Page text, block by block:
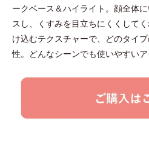
ークベース＆ハイライト。顔全体
スし、くすみを目立ちにくくして
け込むテクスチャーで、どのタイ
性。どんなシーンでも使いやすいア